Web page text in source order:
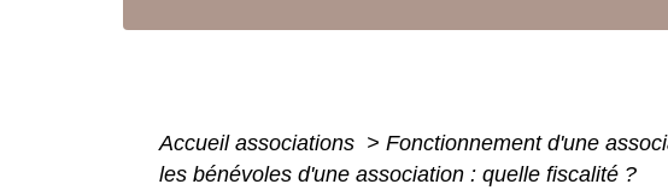
Accueil associations > Fonctionnement d'une
les bénévoles d'une association : quelle fiscalité ?